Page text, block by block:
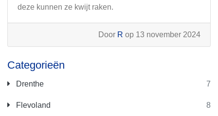
Categorieën
Drenthe 7
Flevoland 8
deze kunnen ze kwijt raken.
Door R op 13 november 2024